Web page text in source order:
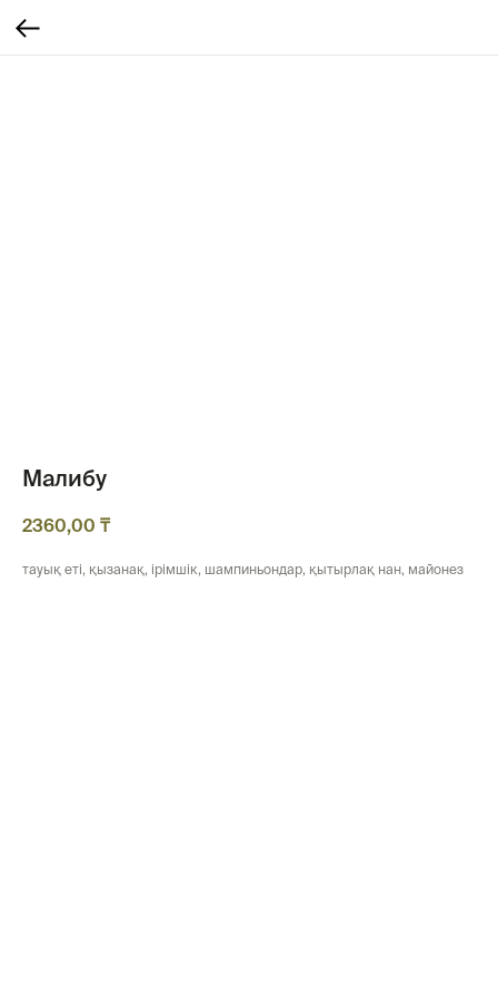
Малибу
2360,00 ₸
тауық еті, қызанақ, ірімшік, шампиньондар, қытырлақ нан, майонез